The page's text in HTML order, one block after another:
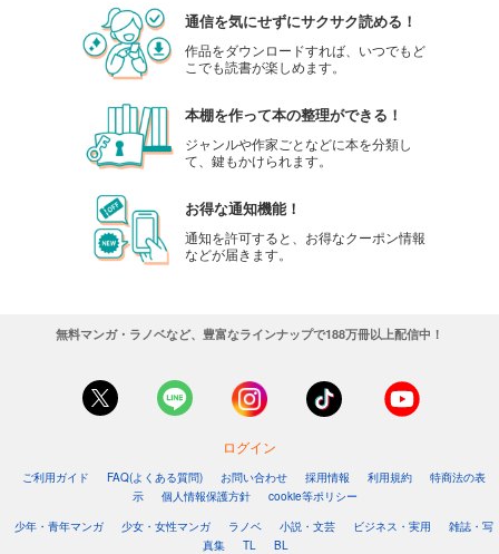
週プレ 2025年11月17日号No.45＆46
550 円 (税込)
あらすじを表示する
週プレ 2025年11月3日号No.44
599
円 (税込)
週プレ 2025年10月27日号No.42＆43
あらすじを表示する
週プレ 2025年10月13日号No.41
550円 (税込)
カート
通信を気にせずにサクサク読める！
作品をダウンロードすれば、いつでもど
こでも読書が楽しめます。
本棚を作って本の整理ができる！
ジャンルや作家ごとなどに本を分類し
て、鍵もかけられます。
お得な通知機能！
通知を許可すると、お得なクーポン情報
などが届きます。
無料マンガ・ラノベなど、豊富なラインナップで188万冊以上配信中！
ログイン
ご利用ガイド FAQ(よくある質問) お問い合わせ 採用情報 利用規約
特商法の表
示
個人情報保護方針
cookie等ポリシー
少年・青年マンガ
少女・女性マンガ ラノベ 小説・文芸 ビジネス・実用
雑誌・写
真集
TL BL